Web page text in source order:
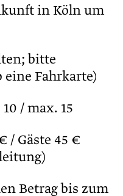
in Köln um
bitte
eine Fahrkarte)
/ max. 15
/ Gäste 45 €
Betrag bis zum